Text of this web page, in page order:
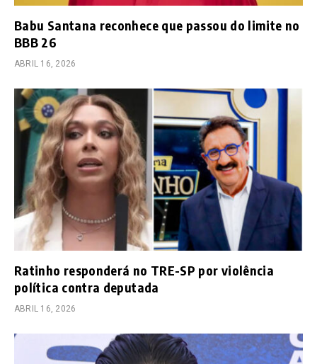
Babu Santana reconhece que passou do limite no
BBB 26
ABRIL 16, 2026
Ratinho responderá no TRE-SP por violência
política contra deputada
ABRIL 16, 2026